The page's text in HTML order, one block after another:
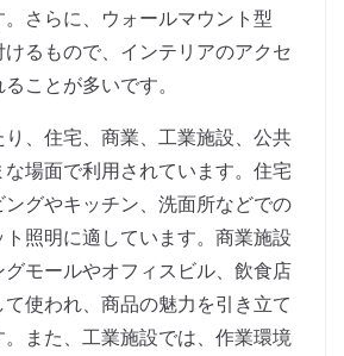
さらに、ウォールマウント型
るもので、インテリアのアクセ
ことが多いです。
、住宅、商業、工業施設、公共
場面で利用されています。住宅
グやキッチン、洗面所などでの
照明に適しています。商業施設
モールやオフィスビル、飲食店
使われ、商品の魅力を引き立て
また、工業施設では、作業環境